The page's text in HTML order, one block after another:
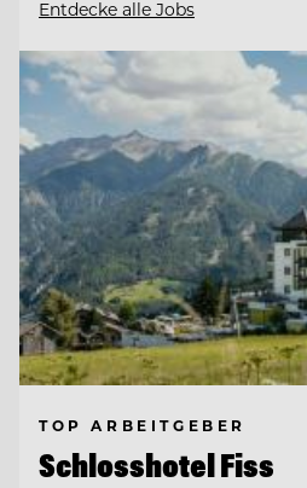
Entdecke alle Jobs
TOP ARBEITGEBER
Schlosshotel Fiss